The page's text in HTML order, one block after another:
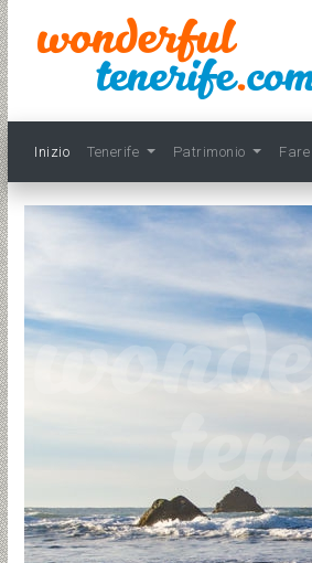
Inizio Tenerife Patrimonio Fare